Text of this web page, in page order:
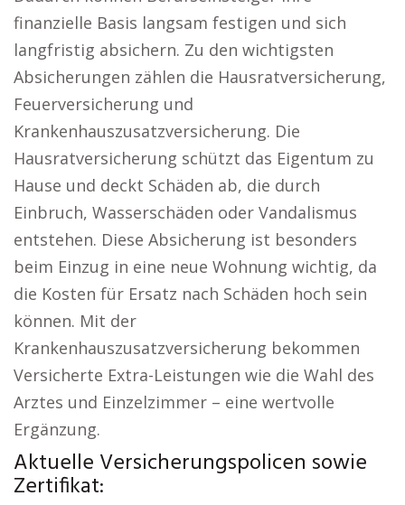
finanzielle Basis langsam festigen und sich
langfristig absichern. Zu den wichtigsten
Absicherungen zählen die Hausratversicherung,
Feuerversicherung und
Krankenhauszusatzversicherung. Die
Hausratversicherung schützt das Eigentum zu
Hause und deckt Schäden ab, die durch
Einbruch, Wasserschäden oder Vandalismus
entstehen. Diese Absicherung ist besonders
beim Einzug in eine neue Wohnung wichtig, da
die Kosten für Ersatz nach Schäden hoch sein
können. Mit der
Krankenhauszusatzversicherung bekommen
Versicherte Extra-Leistungen wie die Wahl des
Arztes und Einzelzimmer – eine wertvolle
Ergänzung.
Aktuelle Versicherungspolicen sowie
Zertifikat: